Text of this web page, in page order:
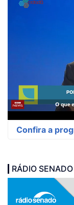
RÁDIO SENADO